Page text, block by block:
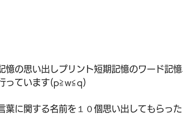
憶の思い出しプリント短期記憶のワード記
っています(p≧w≦q)
葉に関する名前を１０個思い出してもらっ